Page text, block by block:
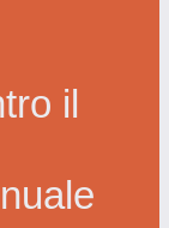
il